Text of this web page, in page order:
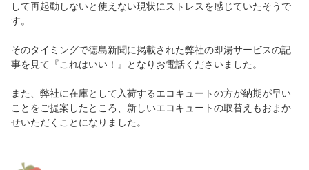
して再起動しないと使えない現状にストレスを感じていたそうで
す。
そのタイミングで徳島新聞に掲載された弊社の即湯サービスの記
事を見て『これはいい！』となりお電話くださいました。
また、弊社に在庫として入荷するエコキュートの方が納期が早い
ことをご提案したところ、新しいエコキュートの取替えもおまか
せいただくことになりました。